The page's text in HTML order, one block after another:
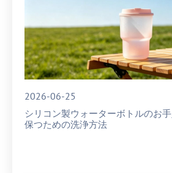
2026-06-25
シリコン製ウォーターボトルのお
保つための洗浄方法